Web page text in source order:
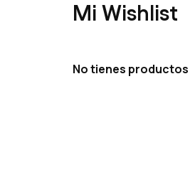
Mi Wishlist
No tienes productos